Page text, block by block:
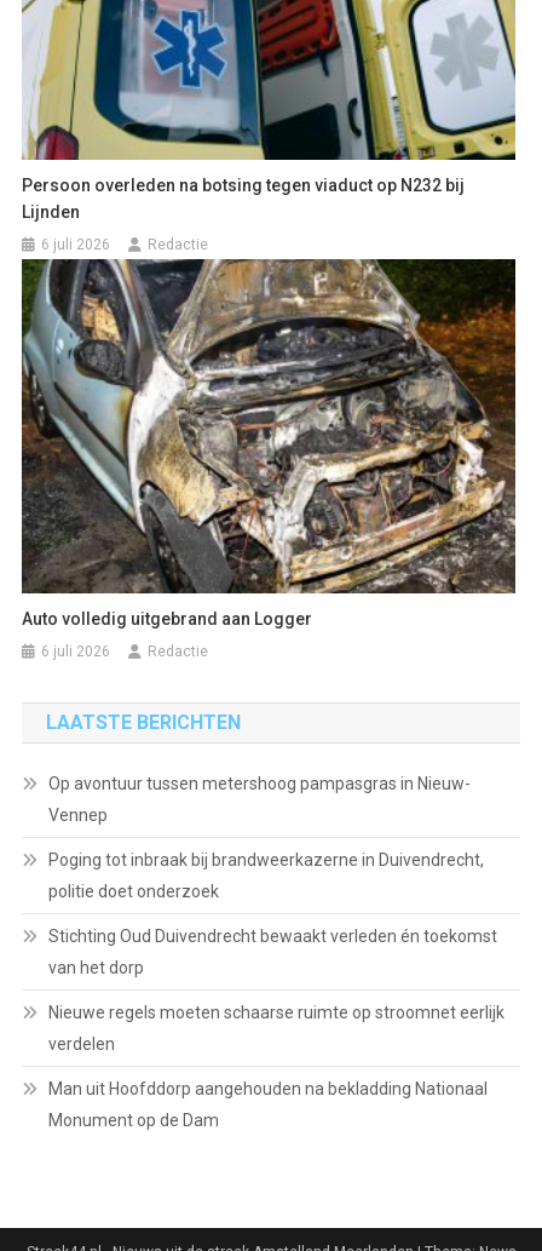
Persoon overleden na botsing tegen viaduct op N232 bij
Lijnden
6 juli 2026 Redactie
Auto volledig uitgebrand aan Logger
6 juli 2026 Redactie
LAATSTE BERICHTEN
Op avontuur tussen metershoog pampasgras in Nieuw-
Vennep
Poging tot inbraak bij brandweerkazerne in Duivendrecht,
politie doet onderzoek
Stichting Oud Duivendrecht bewaakt verleden én toekomst
van het dorp
Nieuwe regels moeten schaarse ruimte op stroomnet eerlijk
verdelen
Man uit Hoofddorp aangehouden na bekladding Nationaal
Monument op de Dam